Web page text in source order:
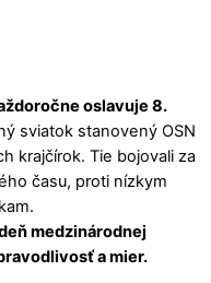
oslavuje 8.
sviatok stanovený OSN
krajčírok. Tie bojovali za
času, proti nízkym
medzinárodnej
a mier.